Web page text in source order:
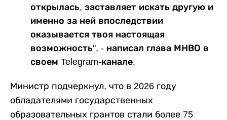
открылась, заставляет искать другую и
именно за ней впоследствии
оказывается твоя настоящая
возможность", - написал глава МНВО в
своем Telegram-канале.
Министр подчеркнул, что в 2026 году
обладателями государственных
образовательных грантов стали более 75